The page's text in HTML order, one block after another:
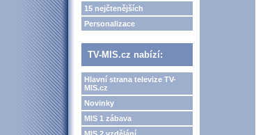
15 nejčtenějších
Personalizace
TV-MIS.cz nabízí:
Hlavní strana televize TV-
MIS.cz
Novinky
MIS 1 zábava